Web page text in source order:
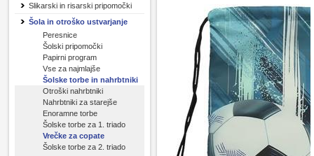
Slikarski in risarski pripomočki
Šola in otroško ustvarjanje
Peresnice
Šolski pripomočki
Papirni program
Vse za najmlajše
Šolske torbe in nahrbtniki
Otroški nahrbtniki
Nahrbtniki za starejše
Enoramne torbe
Šolske torbe za 1. triado
Vrečke za copate
Šolske torbe za 2. triado